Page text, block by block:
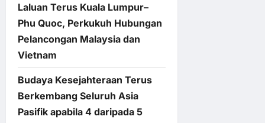
Laluan Terus Kuala Lumpur–
Phu Quoc, Perkukuh Hubungan
Pelancongan Malaysia dan
Vietnam
Budaya Kesejahteraan Terus
Berkembang Seluruh Asia
Pasifik apabila 4 daripada 5